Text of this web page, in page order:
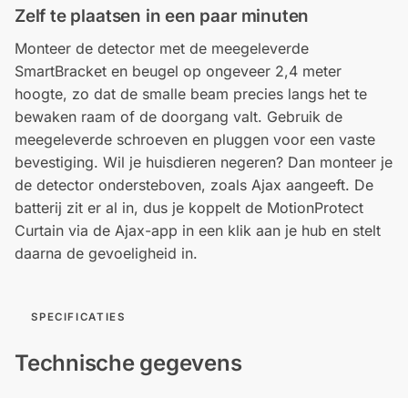
Zelf te plaatsen in een paar minuten
Monteer de detector met de meegeleverde
SmartBracket en beugel op ongeveer 2,4 meter
hoogte, zo dat de smalle beam precies langs het te
bewaken raam of de doorgang valt. Gebruik de
meegeleverde schroeven en pluggen voor een vaste
bevestiging. Wil je huisdieren negeren? Dan monteer je
de detector ondersteboven, zoals Ajax aangeeft. De
batterij zit er al in, dus je koppelt de MotionProtect
Curtain via de Ajax-app in een klik aan je hub en stelt
daarna de gevoeligheid in.
SPECIFICATIES
Technische gegevens